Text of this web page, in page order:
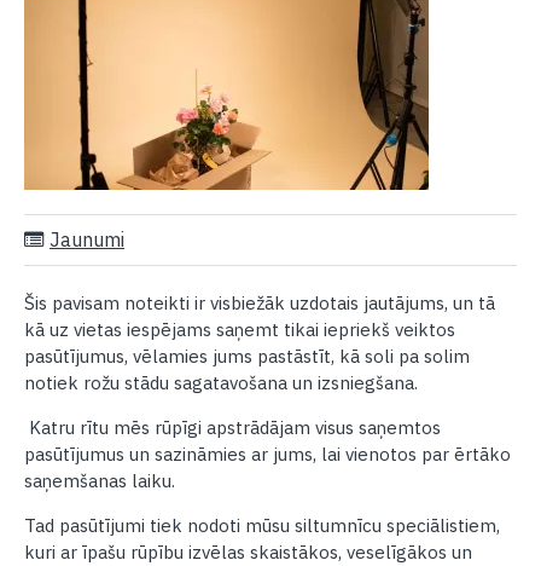
Jaunumi
Šis pavisam noteikti ir visbiežāk uzdotais jautājums, un tā
kā uz vietas iespējams saņemt tikai iepriekš veiktos
pasūtījumus, vēlamies jums pastāstīt, kā soli pa solim
notiek rožu stādu sagatavošana un izsniegšana.
Katru rītu mēs rūpīgi apstrādājam visus saņemtos
pasūtījumus un sazināmies ar jums, lai vienotos par ērtāko
saņemšanas laiku.
Tad pasūtījumi tiek nodoti mūsu siltumnīcu speciālistiem,
kuri ar īpašu rūpību izvēlas skaistākos, veselīgākos un